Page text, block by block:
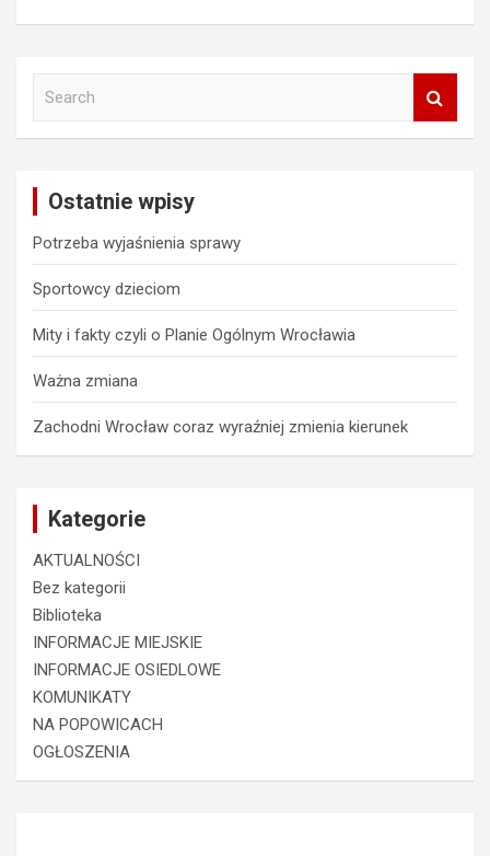
Ostatnie wpisy
Potrzeba wyjaśnienia sprawy
Sportowcy dzieciom
Mity i fakty czyli o Planie Ogólnym Wrocławia
Ważna zmiana
Zachodni Wrocław coraz wyraźniej zmienia kierunek
Kategorie
AKTUALNOŚCI
Bez kategorii
Biblioteka
INFORMACJE MIEJSKIE
INFORMACJE OSIEDLOWE
KOMUNIKATY
NA POPOWICACH
OGŁOSZENIA